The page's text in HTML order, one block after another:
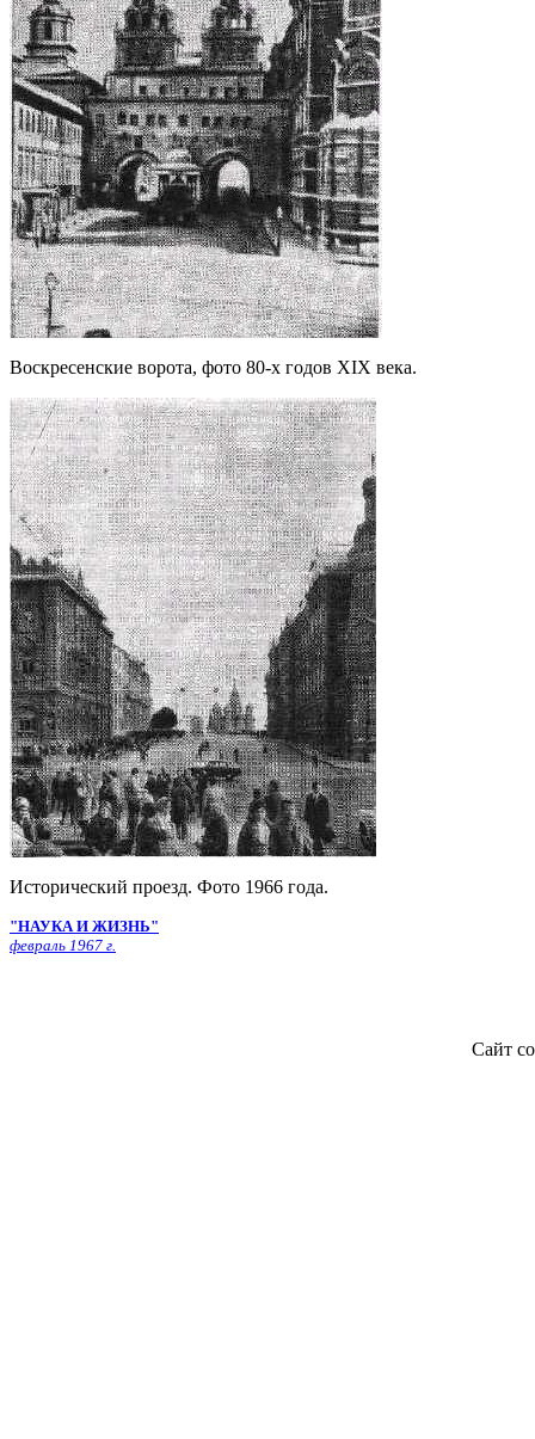
Воскресенские ворота, фото 80-х годов XIX века.
Исторический проезд. Фото 1966 года.
"НАУКА И ЖИЗНЬ"
февраль 1967 г.
Сайт